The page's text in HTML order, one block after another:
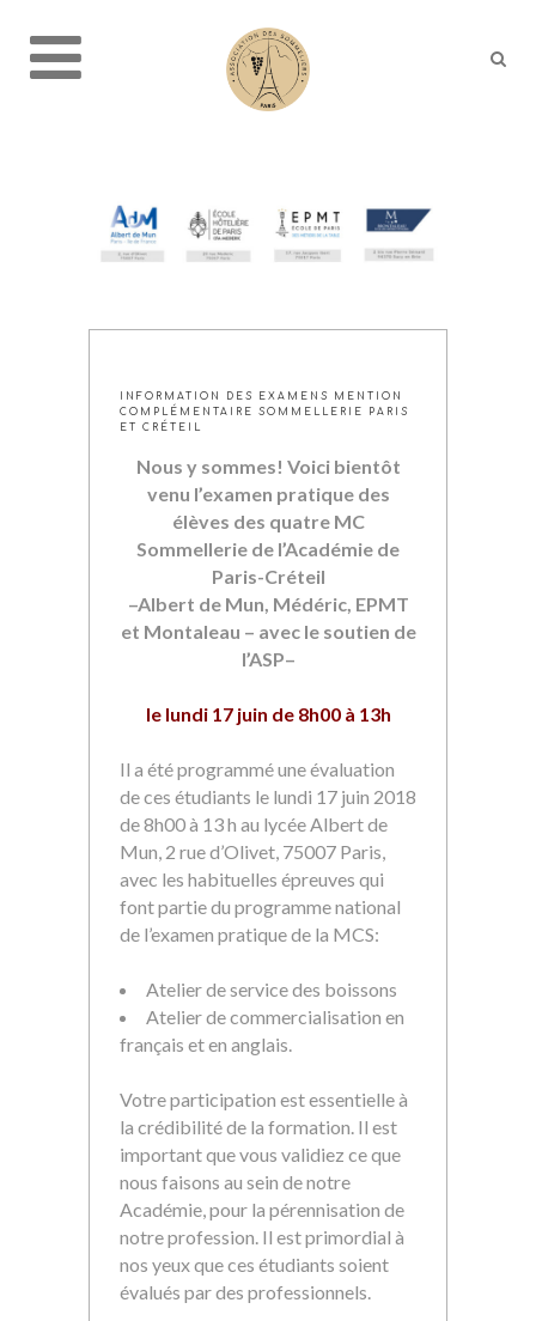
INFORMATION DES EXAMENS MENTION
COMPLÉMENTAIRE SOMMELLERIE PARIS
ET CRÉTEIL
Nous y sommes! Voici bientôt
venu l’examen pratique des
élèves des quatre MC
Sommellerie de l’Académie de
Paris-Créteil
–Albert de Mun, Médéric, EPMT
et Montaleau – avec le soutien de
l’ASP–
le lundi 17 juin de 8h00 à 13h
Il a été programmé une évaluation
de ces étudiants le lundi 17 juin 2018
de 8h00 à 13 h au lycée Albert de
Mun, 2 rue d’Olivet, 75007 Paris,
avec les habituelles épreuves qui
font partie du programme national
de l’examen pratique de la MCS:
Atelier de service des boissons
Atelier de commercialisation en
français et en anglais.
Votre participation est essentielle à
la crédibilité de la formation. Il est
important que vous validiez ce que
nous faisons au sein de notre
Académie, pour la pérennisation de
notre profession. Il est primordial à
nos yeux que ces étudiants soient
évalués par des professionnels.